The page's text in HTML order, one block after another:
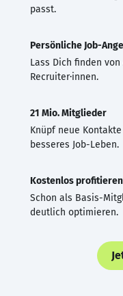
passt.
Persönliche Job-
Lass Dich finden
Recruiter·innen.
21 Mio. Mitglieder
Knüpf neue
besseres Job-Leben.
Kostenlos profitieren
Schon als Basis-
deutlich optimieren.